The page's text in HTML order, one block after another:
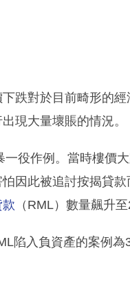
跌對於目前畸形的
現大量壞賬的情況。
一役作例。當時樓價
因此被追討按揭貸
（RML）數量飆升
陷入負資產的案例